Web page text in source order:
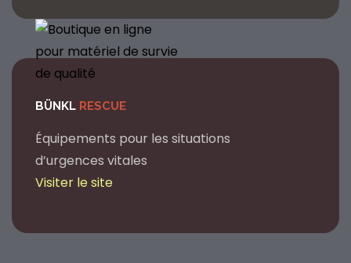
BÜNKL RESCUE
Équipements pour les situations
d’urgences vitales
Visiter le site